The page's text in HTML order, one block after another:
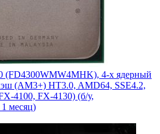
(FD4300WMW4MHK), 4-х ядерный
(AM3+) HT3.0, AMD64, SSE4.2,
4100, FX-4130) (б/у,
1 месяц)